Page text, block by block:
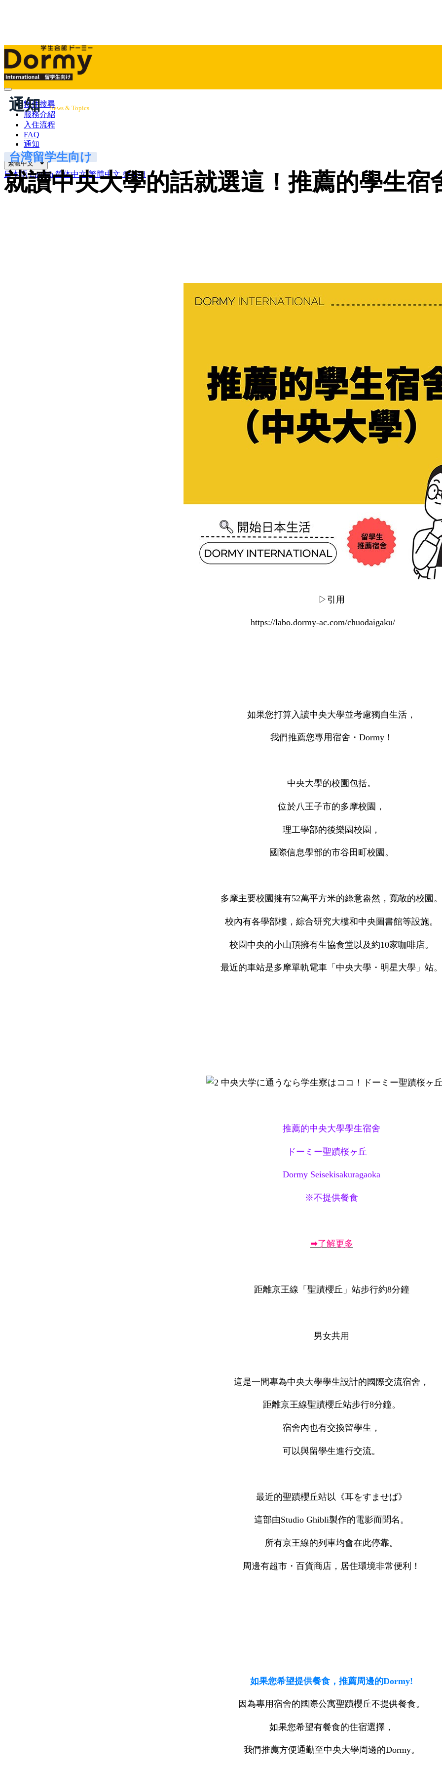
Mobile
Menu物件搜尋
服務介紹
入住流程
FAQ
通知
繁體中文
日本語 English 简体中文 繁體中文 한국어
通知 News & Topics
台湾留学生向け
就讀中央大學的話就選這！推薦的學生宿
▷引用
https://labo.dormy-ac.com/chuodaigaku/
如果您打算入讀中央大學並考慮獨自生活，
我們推薦您專用宿舍・Dormy！
中央大學的校園包括。
位於八王子市的多摩校園，
理工學部的後樂園校園，
國際信息學部的市谷田町校園。
多摩主要校園擁有52萬平方米的綠意盎然，寬敞的校園。
校內有各學部樓，綜合研究大樓和中央圖書館等設施。
校園中央的小山頂擁有生協食堂以及約10家咖啡店。
最近的車站是多摩單軌電車「中央大學・明星大學」站。
推薦的中央大學學生宿舍
ドーミー聖蹟桜ヶ丘
Dormy Seisekisakuragaoka
※不提供餐食
➡了解更多
距離京王線「聖蹟櫻丘」站步行約8分鐘
男女共用
這是一間專為中央大學學生設計的國際交流宿舍，
距離京王線聖蹟櫻丘站步行8分鐘。
宿舍內也有交換留學生，
可以與留學生進行交流。
最近的聖蹟櫻丘站以《耳をすませば》
這部由Studio Ghibli製作的電影而聞名。
所有京王線的列車均會在此停靠。
周邊有超市・百貨商店，居住環境非常便利！
如果您希望提供餐食，推薦周邊的Dormy!
因為專用宿舍的國際公寓聖蹟櫻丘不提供餐食。
如果您希望有餐食的住宿選擇，
我們推薦方便通勤至中央大學周邊的Dormy。